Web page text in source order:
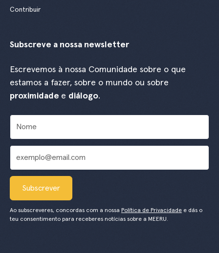
Contribuir
Subscreve a nossa newsletter
Escrevemos à nossa Comunidade sobre o que
estamos a fazer, sobre o mundo ou sobre
proximidade e diálogo.
Ao subscreveres, concordas com a nossa Política de Privacidade e dás o
teu consentimento para receberes notícias sobre a MEERU.